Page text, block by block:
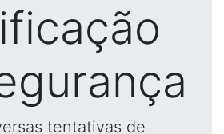
tentativas de